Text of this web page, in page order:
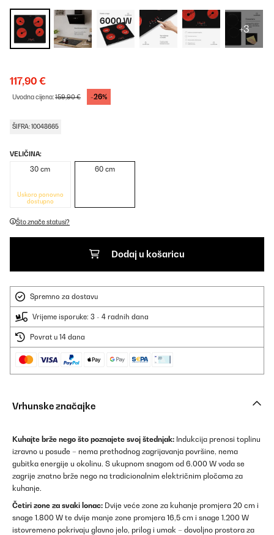
+3
117,90 €
Uvodna cijena:159,90 € -26%
ŠIFRA: 10048665
VELIČINA:
30 cm
Uskoro ponovno
dostupno
60 cm
Što znače statusi?
Dodaj u košaricu
Spremno za dostavu
Vrijeme isporuke: 3 - 4 radnih dana
Povrat u 14 dana
Vrhunske značajke
Kuhajte brže nego što poznajete svoj štednjak: Indukcija prenosi toplinu
izravno u posuđe – nema prethodnog zagrijavanja površine, nema
gubitka energije u okolinu. S ukupnom snagom od 6.000 W voda se
zagrije znatno brže nego na tradicionalnim električnim pločama za
kuhanje.
Četiri zone za svaki lonac: Dvije veće zone za kuhanje promjera 20 cm i
snage 1.800 W te dvije manje zone promjera 16,5 cm i snage 1.200 W
istovremeno pokrivaju glavno jelo, prilog i umak – dovoljno prostora za